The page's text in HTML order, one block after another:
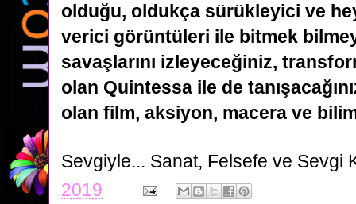
olduğu, oldukça sürükleyici ve
verici görüntüleri ile bitmek
savaşlarını izleyeceğiniz,
olan Quintessa ile de
olan film, aksiyon, macera ve
Sevgiyle... Sanat, Felsefe ve Sevgi
2019